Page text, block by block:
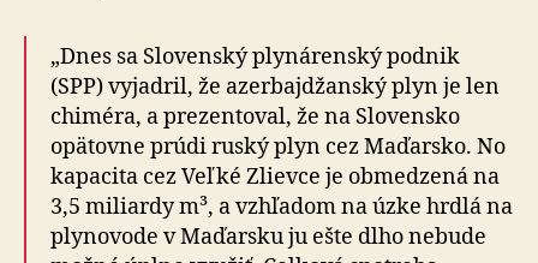
„Dnes sa Slovenský plynárenský podnik
(SPP) vyjadril, že azerbajdžanský plyn je len
chiméra, a prezentoval, že na Slovensko
opätovne prúdi ruský plyn cez Ma­ďar­sko. No
kapacita cez Veľké Zlievce je obmedzená na
3,5 miliardy m³, a vzhľadom na úzke hrdlá na
plynovode v Maďarsku ju ešte dlho nebude